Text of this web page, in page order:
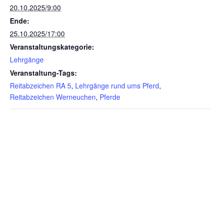
20.10.2025/9:00
Ende:
25.10.2025/17:00
Veranstaltungskategorie:
Lehrgänge
Veranstaltung-Tags:
Reitabzeichen RA 5, Lehrgänge rund ums Pferd,
Reitabzeichen Werneuchen, Pferde